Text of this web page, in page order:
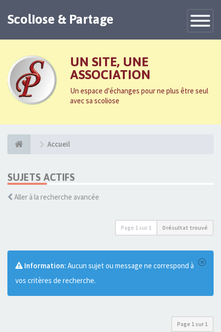
Toggle
Scoliose & Partage
UN SITE, UNE
ASSOCIATION
Un espace d'échanges pour ne plus être seul
avec sa scoliose
Accueil
SUJETS ACTIFS
Aller à la recherche avancée
Page 1 sur 1 0 résultat trouvé
Information: Aucun sujet ou message ne correspond à
vos critères de recherche.
Page 1 sur1